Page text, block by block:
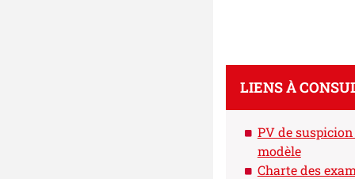
LIENS À
PV de
modèle
Charte des